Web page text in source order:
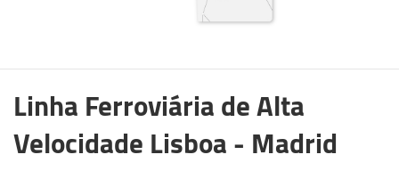
Linha Ferroviária de Alta
Velocidade Lisboa - Madrid